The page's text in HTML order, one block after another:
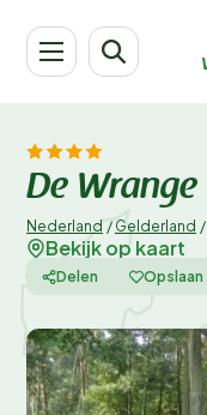
De Wrange
Nederland / Gelderland /
Bekijk op kaart
Delen Opslaan